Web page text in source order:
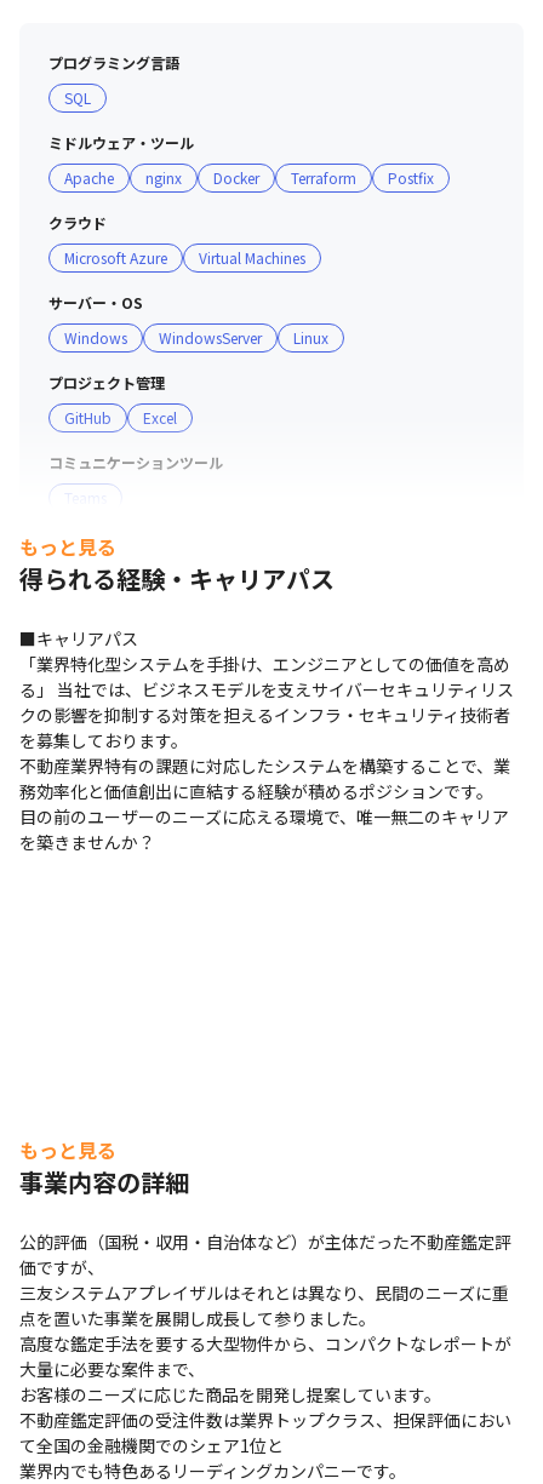
プログラミング言語
SQL
ミドルウェア・ツール
Apache
nginx Docker Terraform Postfix
クラウド
Microsoft Azure
Virtual Machines
サーバー・OS
Windows
WindowsServer Linux
プロジェクト管理
GitHub
Excel
コミュニケーションツール
Teams
マーケ・データ分析ツール
BIツール
Cisco
トレンドマイクロ
その他
NAS
支給PC
Windows
もっと見る
得られる経験・キャリアパス
■キャリアパス
「業界特化型システムを手掛け、エンジニアとしての価値を高め
る」 当社では、ビジネスモデルを支えサイバーセキュリティリス
クの影響を抑制する対策を担えるインフラ・セキュリティ技術者
を募集しております。
不動産業界特有の課題に対応したシステムを構築することで、業
務効率化と価値創出に直結する経験が積めるポジションです。
目の前のユーザーのニーズに応える環境で、唯一無二のキャリア
を築きませんか？
もっと見る
事業内容の詳細
公的評価（国税・収用・自治体など）が主体だった不動産鑑定評
価ですが、
三友システムアプレイザルはそれとは異なり、民間のニーズに重
点を置いた事業を展開し成長して参りました。
高度な鑑定手法を要する大型物件から、コンパクトなレポートが
大量に必要な案件まで、
お客様のニーズに応じた商品を開発し提案しています。
不動産鑑定評価の受注件数は業界トップクラス、担保評価におい
て全国の金融機関でのシェア1位と
業界内でも特色あるリーディングカンパニーです。